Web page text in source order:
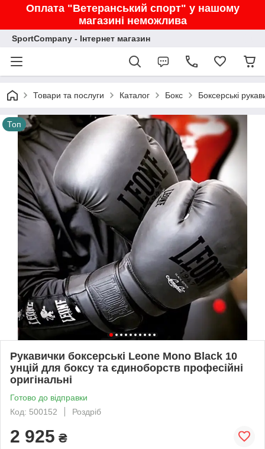
Оплата "Ветеранський спорт" у нашому
магазині неможлива
SportCompany - Інтернет магазин
Товари та послуги Каталог Бокс Боксерські
Топ
Рукавички боксерські Leone Mono Black 10
унцій для боксу та єдиноборств професійні
оригінальні
Готово до відправки
Код: 500152
Роздріб
2 925 ₴